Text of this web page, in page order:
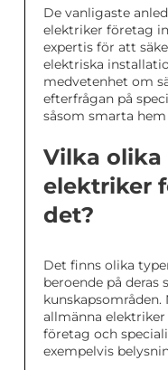
De vanligaste
elektriker företag
expertis för att
elektriska
medvetenhet om
efterfrågan på
såsom smarta
Vilka olika
elektriker
det?
Det finns olika
beroende på deras
allmänna
företag och
exempelvis